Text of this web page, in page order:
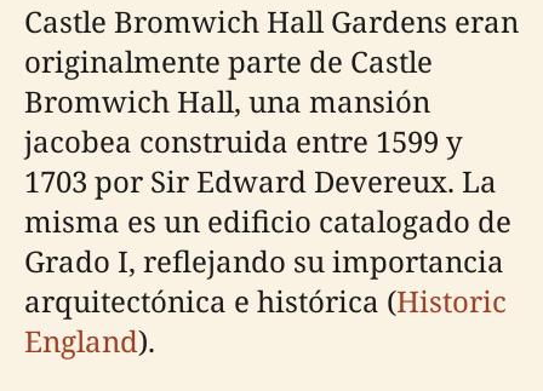
Castle Bromwich Hall Gardens eran
originalmente parte de Castle
Bromwich Hall, una mansión
jacobea construida entre 1599 y
1703 por Sir Edward Devereux. La
misma es un edificio catalogado de
Grado I, reflejando su importancia
arquitectónica e histórica (Historic
England).